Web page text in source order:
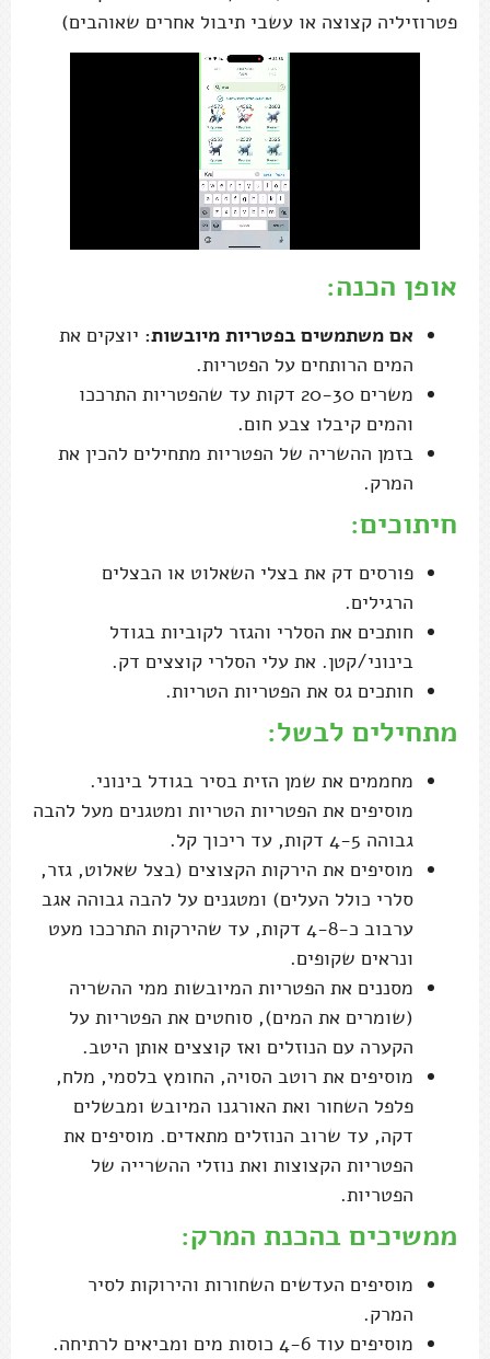
פטרוזיליה קצוצה או עשבי תיבול אחרים שאוהבים)
אופן הכנה:
אם משתמשים בפטריות מיובשות: יוצקים את
המים הרותחים על הפטריות.
משרים 20-30 דקות עד שהפטריות התרככו
והמים קיבלו צבע חום.
בזמן ההשריה של הפטריות מתחילים להכין את
המרק.
חיתוכים:
פורסים דק את בצלי השאלוט או הבצלים
הרגילים.
חותכים את הסלרי והגזר לקוביות בגודל
בינוני/קטן. את עלי הסלרי קוצצים דק.
חותכים גס את הפטריות הטריות.
מתחילים לבשל:
מחממים את שמן הזית בסיר בגודל בינוני.
מוסיפים את הפטריות הטריות ומטגנים מעל להבה
גבוהה 4-5 דקות, עד ריכוך קל.
מוסיפים את הירקות הקצוצים (בצל שאלוט, גזר,
סלרי כולל העלים) ומטגנים על להבה גבוהה אגב
ערבוב כ-4-8 דקות, עד שהירקות התרככו מעט
ונראים שקופים.
מסננים את הפטריות המיובשות ממי ההשריה
(שומרים את המים), סוחטים את הפטריות על
הקערה עם הנוזלים ואז קוצצים אותן היטב.
מוסיפים את רוטב הסויה, החומץ בלסמי, מלח,
פלפל השחור ואת האורגנו המיובש ומבשלים
דקה, עד שרוב הנוזלים מתאדים. מוסיפים את
הפטריות הקצוצות ואת נוזלי ההשרייה של
הפטריות.
ממשיכים בהכנת המרק:
מוסיפים העדשים השחורות והירוקות לסיר
המרק.
מוסיפים עוד 4-6 כוסות מים ומביאים לרתיחה.